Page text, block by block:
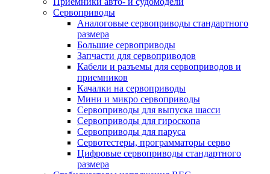
Сервоприводы
Аналоговые сервоприводы стандартного
размера
Большие сервоприводы
Запчасти для сервоприводов
Кабели и разъемы для сервоприводов и
приемников
Качалки на сервоприводы
Мини и микро сервоприводы
Сервоприводы для выпуска шасси
Сервоприводы для гироскопа
Сервоприводы для паруса
Сервотестеры, программаторы серво
Цифровые сервоприводы стандартного
размера